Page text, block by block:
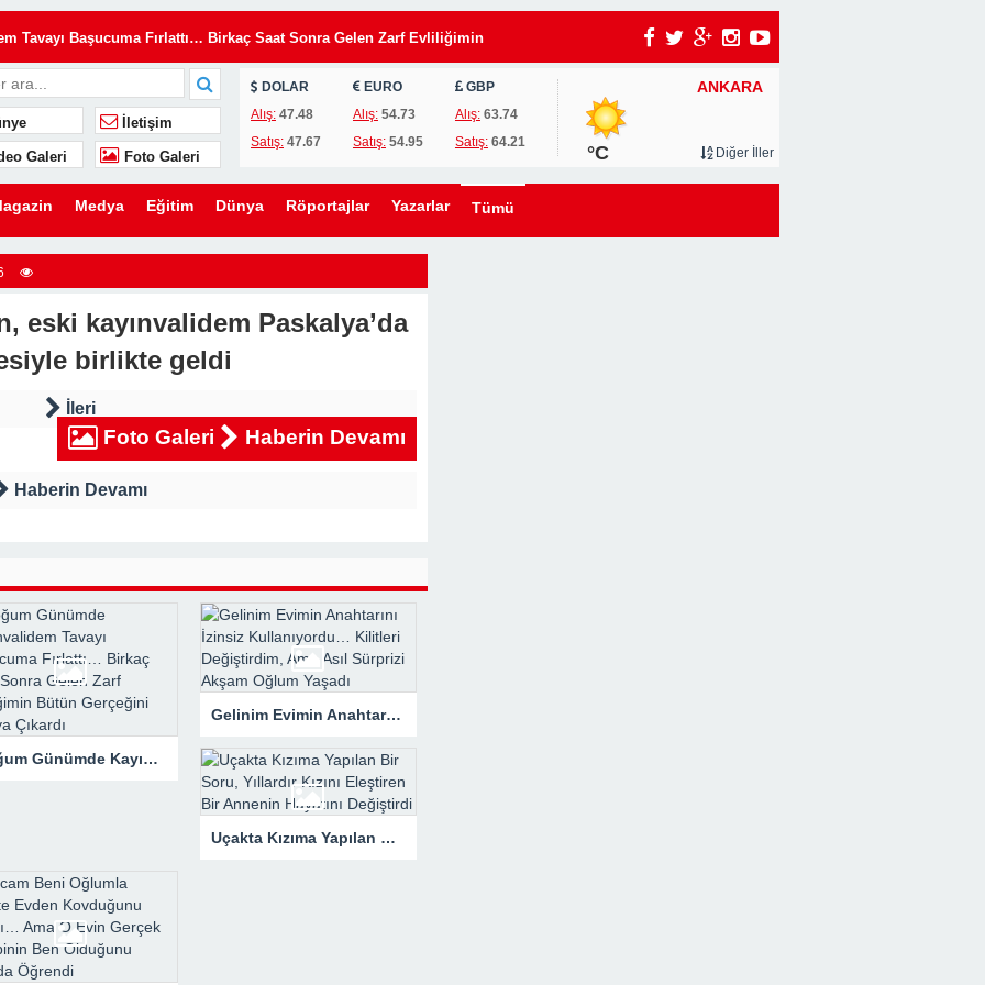
Tavayı Başucuma Fırlattı… Birkaç Saat Sonra Gelen Zarf Evliliğimin
Kullanıyordu… Kilitleri Değiştirdim, Ama Asıl Sürprizi Akşam Oğlum
Yıllardır Kızını Eleştiren Bir Annenin Hayatını Değiştirdi
Düğünümden Daha Önemli Gördü… Ama Eşimin Düğün Konuşması 200
Kovduğunu Sandı… Ama O Evin Gerçek Sahibinin Ben Olduğunu
Kaldırmak İstediler… Ama Bir Gencin Yaptığı Hareket O Gün Herkese
Kurmak İstedi… Ama Ona Hayatının En Büyük Dersini Vermeye
Etti, Ama Gerçek Çok Başkaydı
İletişim
Galeri Foto Galeri
DOLAR
Alış: 47.48
Satış: 47.67
EURO
Alış:54.73
Satış:54.95
GBP
Alış:63.74
Satış:64.21
ANKARA
°C Diğer İller
Medya Eğitim Dünya Röportajlar Yazarlar Tümü
eski kayınvalidem Paskalya’da
birlikte geldi
İleri
Foto Galeri Haberin Devamı
Haberin Devamı
Doğum Günümde Kayınvalidem Tavayı Başucuma Fırlattı… Birkaç Saat Sonra Gelen Zarf Evliliğimin Bütün Gerçeğini Ortaya Çıkardı
Gelinim Evimin Anahtarını İzinsiz Kullanıyordu… Kilitleri Değiştirdim, Ama Asıl Sürprizi Akşam Oğlum Yaşadı
Uçakta Kızıma Yapılan Bir Soru, Yıllardır Kızını Eleştiren Bir Annenin Hayatını Değiştirdi